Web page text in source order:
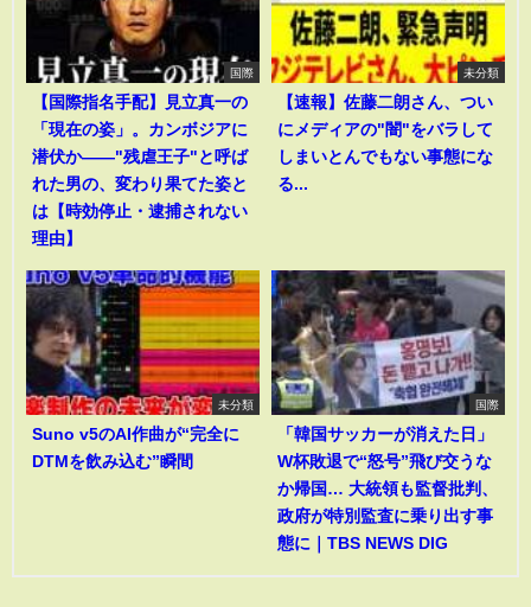
国際
【国際指名手配】見立真一の
「現在の姿」。カンボジアに
潜伏か――"残虐王子"と呼ば
れた男の、変わり果てた姿と
は【時効停止・逮捕されない
理由】
未分類
【速報】佐藤二朗さん、つい
にメディアの"闇"をバラして
しまいとんでもない事態にな
る...
未分類
Suno v5のAI作曲が“完全に
DTMを飲み込む”瞬間
国際
「韓国サッカーが消えた日」
W杯敗退で“怒号”飛び交うな
か帰国… 大統領も監督批判、
政府が特別監査に乗り出す事
態に｜TBS NEWS DIG